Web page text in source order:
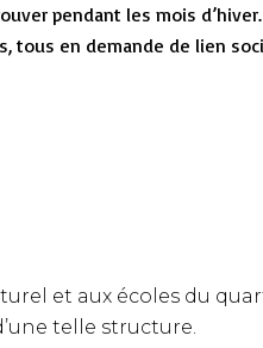
pendant les mois
tous en demande de lien
et aux écoles du
telle structure.